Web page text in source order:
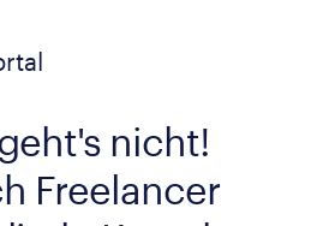
nicht!
Freelancer